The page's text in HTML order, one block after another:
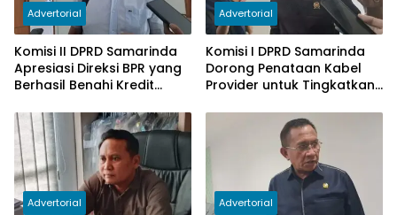
Advertorial
Komisi II DPRD Samarinda
Apresiasi Direksi BPR yang
Berhasil Benahi Kredit
Advertorial
Komisi I DPRD Samarinda
Dorong Penataan Kabel
Provider untuk Tingkatkan
Advertorial Advertorial